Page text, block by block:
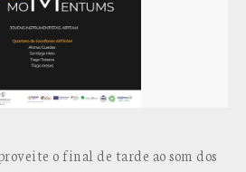
o final de tarde ao som dos